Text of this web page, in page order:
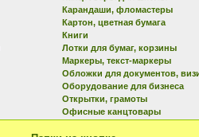
Карандаши, фломастеры
Картон, цветная бумага
Книги
Лотки для бумаг, корзины
Маркеры, текст-маркеры
Обложки для документов,
Оборудование для бизнеса
Открытки, грамоты
Офисные канцтовары